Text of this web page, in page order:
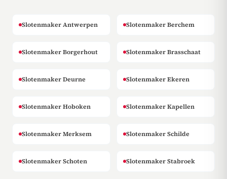
Slotenmaker Antwerpen Slotenmaker Berchem
Slotenmaker Borgerhout Slotenmaker Brasschaat
Slotenmaker Deurne Slotenmaker Ekeren
Slotenmaker Hoboken Slotenmaker Kapellen
Slotenmaker Merksem Slotenmaker Schilde
Slotenmaker Schoten Slotenmaker Stabroek